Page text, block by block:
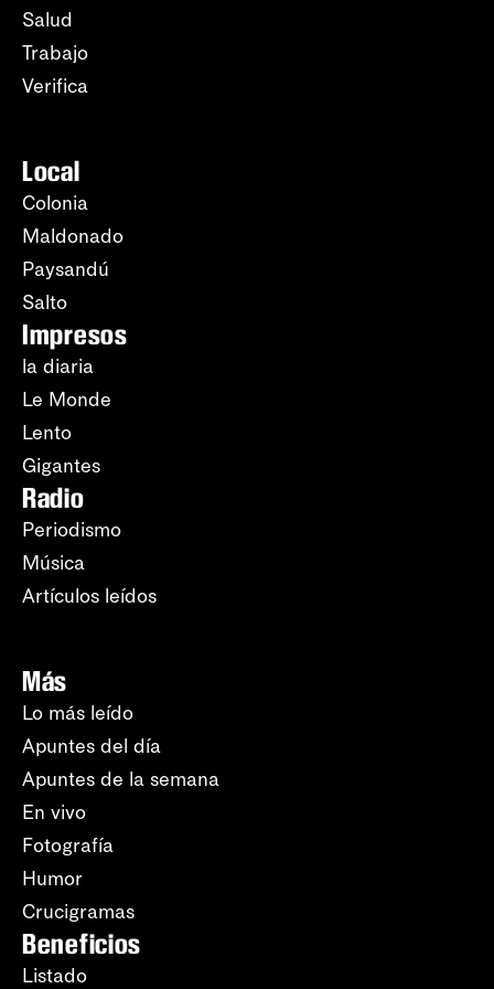
Salud
Trabajo
Verifica
Local
Colonia
Maldonado
Paysandú
Salto
Impresos
la diaria
Le Monde
Lento
Gigantes
Radio
Periodismo
Música
Artículos leídos
Más
Lo más leído
Apuntes del día
Apuntes de la semana
En vivo
Fotografía
Humor
Crucigramas
Beneficios
Listado